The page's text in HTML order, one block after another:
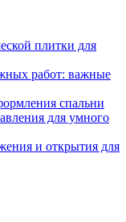
плитки для
работ: важные
спальни
для умного
и открытия для